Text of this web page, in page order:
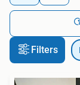
Filters